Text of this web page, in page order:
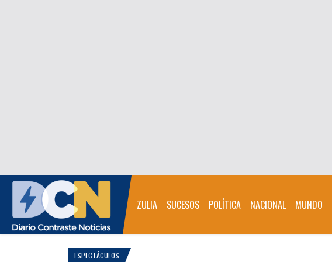
ZULIA SUCESOS POLÍTICA NACIONAL MUNDO
ESPECTÁCULOS